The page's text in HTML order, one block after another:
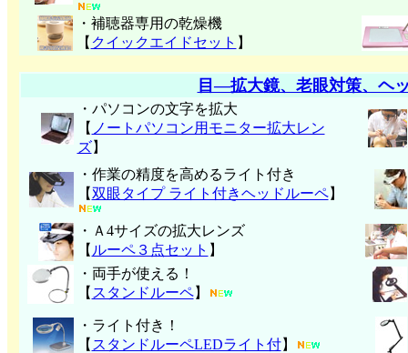
・補聴器専用の乾燥機
【 クイックエイドセット 】
目―拡大鏡、老眼対策、ヘ
・パソコンの文字を拡大
【 ノートパソコン用モニター拡大レン
ズ】
・作業の精度を高めるライト付き
【双眼タイプ ライト付きヘッドルーペ】
・Ａ4サイズの拡大レンズ
【 ルーペ３点セット 】
・両手が使える！
【 スタンドルーペ】
・ライト付き！
【 スタンドルーペLEDライト付】